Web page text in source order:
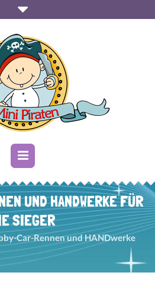
UND HANDWERKE FÜR
SIEGER
Car-Rennen und HANDwerke